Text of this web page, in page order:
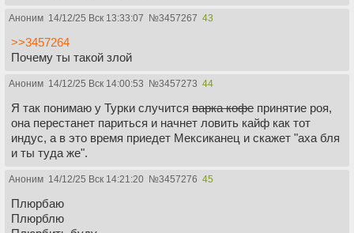
Аноним 14/12/25 Вск 13:33:07 №3457267 43
>>3457264
Почему ты такой злой
Аноним 14/12/25 Вск 14:00:53 №3457273 44
Я так понимаю у Турки случится варка кофе принятие роя,
она перестанет париться и начнет ловить кайф как тот
индус, а в это время приедет Мексиканец и скажет "аха бля
и ты туда же".
Аноним 14/12/25 Вск 14:21:20 №3457276 45
Плюрбаю
Плюрблю